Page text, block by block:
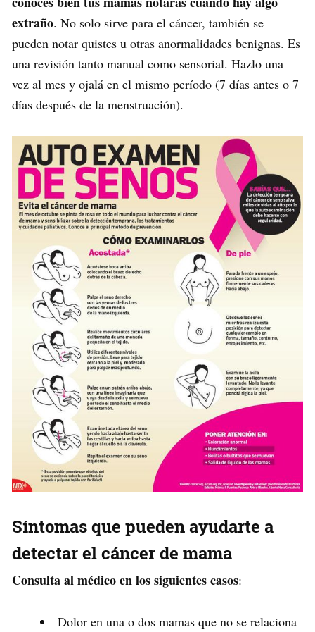
extraño. No solo sirve para el cáncer, también se
pueden notar quistes u otras anormalidades benignas. Es
una revisión tanto manual como sensorial. Hazlo una
vez al mes y ojalá en el mismo período (7 días antes o 7
días después de la menstruación).
Síntomas que pueden ayudarte a
detectar el cáncer de mama
Consulta al médico en los siguientes casos:
Dolor en una o dos mamas que no se relaciona